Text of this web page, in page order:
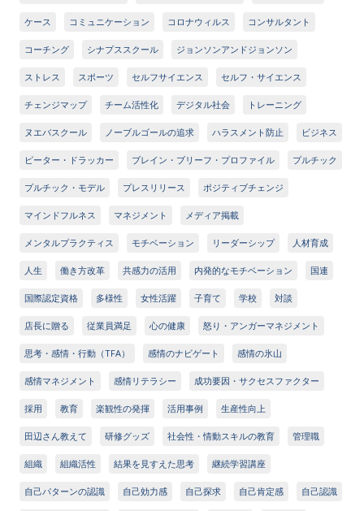
ケース コミュニケーション コロナウィルス コンサルタント
コーチング シナプススクール ジョンソンアンドジョンソン
ストレス スポーツ セルフサイエンス セルフ・サイエンス
チェンジマップ チーム活性化 デジタル社会 トレーニング
ヌエバスクール ノーブルゴールの追求 ハラスメント防止 ビジネス
ピーター・ドラッカー ブレイン・ブリーフ・プロファイル プルチック
プルチック・モデル プレスリリース ポジティブチェンジ
マインドフルネス マネジメント メディア掲載
メンタルプラクティス モチベーション リーダーシップ 人材育成
人生 働き方改革 共感力の活用 内発的なモチベーション 国連
国際認定資格 多様性 女性活躍 子育て 学校 対談
店長に贈る 従業員満足 心の健康 怒り・アンガーマネジメント
思考・感情・行動（TFA） 感情のナビゲート 感情の氷山
感情マネジメント 感情リテラシー 成功要因・サクセスファクター
採用 教育 楽観性の発揮 活用事例 生産性向上
田辺さん教えて 研修グッズ 社会性・情動スキルの教育 管理職
組織 組織活性 結果を見すえた思考 継続学習講座
自己パターンの認識 自己効力感 自己探求 自己肯定感 自己認識